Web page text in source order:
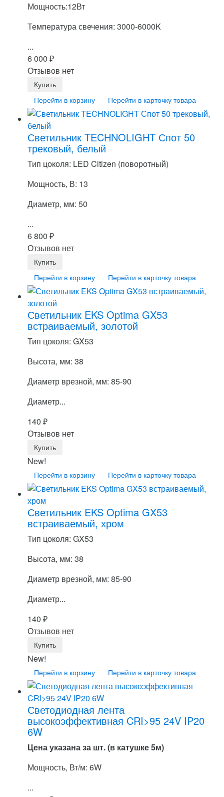
Мощность:12Вт
Температура свечения: 3000-6000K
...
6 000 ₽
Отзывов нет
Перейти в корзину Перейти в карточку товара
Светильник TECHNOLIGHT Спот 50
трековый, белый
Тип цоколя: LED Citizen (поворотный)
Мощность, В: 13
Диаметр, мм: 50
...
6 800 ₽
Отзывов нет
Перейти в корзину Перейти в карточку товара
Светильник EKS Optima GX53
встраиваемый, золотой
Тип цоколя: GX53
Высота, мм: 38
Диаметр врезной, мм: 85-90
Диаметр...
140 ₽
Отзывов нет
New!
Перейти в корзину Перейти в карточку товара
Светильник EKS Optima GX53
встраиваемый, хром
Тип цоколя: GX53
Высота, мм: 38
Диаметр врезной, мм: 85-90
Диаметр...
140 ₽
Отзывов нет
New!
Перейти в корзину Перейти в карточку товара
Светодиодная лента
высокоэффективная CRI>95 24V IP20
6W
Цена указана за шт. (в катушке 5м)
Мощность, Вт/м: 6W
...